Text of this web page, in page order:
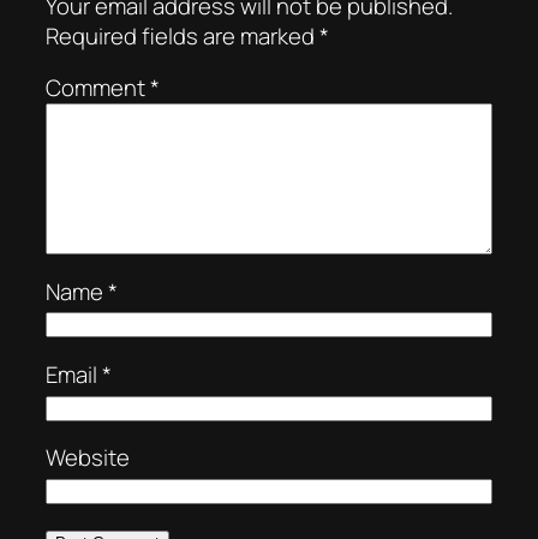
Required fields are marked*
Comment*
Name*
Email*
Website